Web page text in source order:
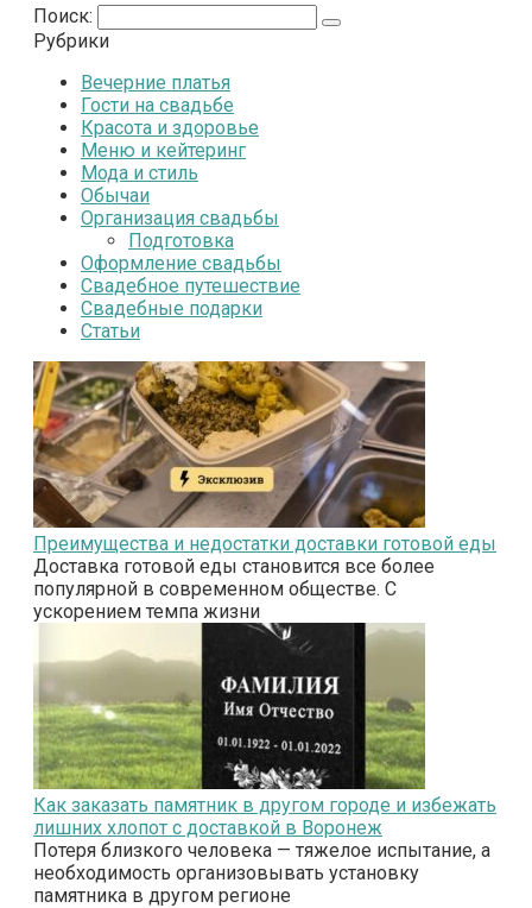
Поиск:
Рубрики
Вечерние платья
Гости на свадьбе
Красота и здоровье
Меню и кейтеринг
Мода и стиль
Обычаи
Организация свадьбы
Подготовка
Оформление свадьбы
Свадебное путешествие
Свадебные подарки
Статьи
Преимущества и недостатки доставки готовой еды
Доставка готовой еды становится все более
популярной в современном обществе. С
ускорением темпа жизни
Как заказать памятник в другом городе и избежать
лишних хлопот с доставкой в Воронеж
Потеря близкого человека — тяжелое испытание, а
необходимость организовывать установку
памятника в другом регионе